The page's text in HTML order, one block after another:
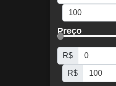
Preço
R$
R$